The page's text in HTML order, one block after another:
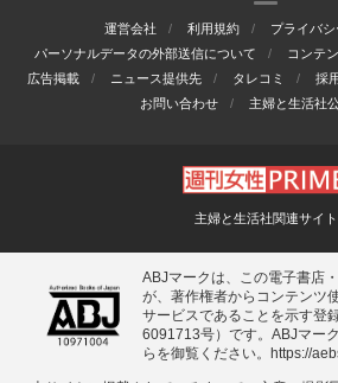
運営会社 利用規約
プライバ
パーソナルデータの外部送信について
コンテ
広告掲載
ニュース提供先 タレコミ 採
お問い合わせ
主婦と生活社
主婦と生活社関連サイト
ABJマークは、この電子書店
が、著作権者からコンテンツ
サービスであることを示す登
6091713号）です。ABJマー
らを御覧ください。
https://